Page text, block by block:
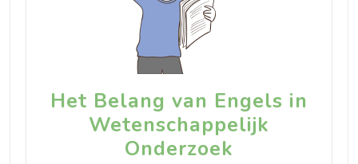
Het Belang van Engels in
Wetenschappelijk
Onderzoek